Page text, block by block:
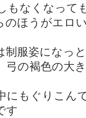
もなくなって
ほうがエロ
制服姿になっ
の褐色の大
にもぐりこん
す